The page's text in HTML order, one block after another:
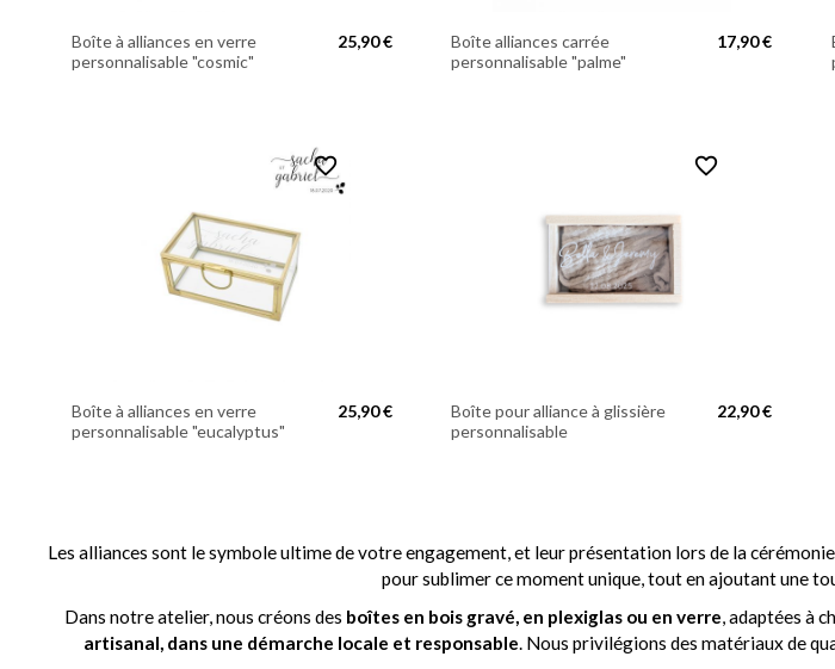
Boîte à alliances en verre
personnalisable "cosmic"
25,90 €
Boîte alliances carrée
personnalisable "palme"
17,90 €
favorite_border
Boîte à alliances en verre
personnalisable "eucalyptus"
25,90 €
favorite_border
Boîte pour alliance à glissière
personnalisable
22,90 €
Les alliances sont le symbole ultime de votre engagement, et leur présentation lors de la
pour sublimer ce moment unique, tout en ajoutant une
Dans notre atelier, nous créons des boîtes en bois gravé, en plexiglas ou en verre, adaptées à
artisanal, dans une démarche locale et responsable. Nous privilégions des matériaux de